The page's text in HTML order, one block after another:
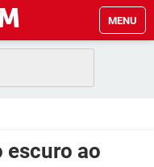
MENU
escuro ao